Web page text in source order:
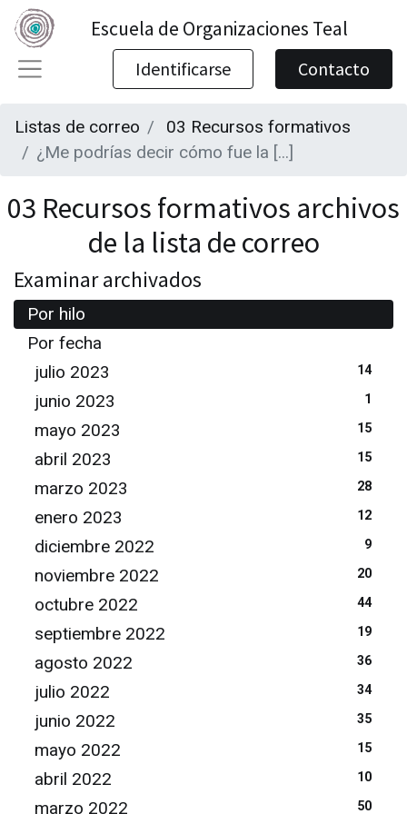
Escuela de Organizaciones Teal
Identificarse Contacto
Listas de correo
03 Recursos formativos
¿Me podrías decir cómo fue la [...]
03 Recursos formativos archivos
de la lista de correo
Examinar archivados
Por hilo
Por fecha
julio 2023
14
junio 2023 1
mayo 2023 15
abril 2023 15
marzo 2023 28
enero 2023 12
diciembre 2022 9
noviembre 2022 20
octubre 2022 44
septiembre 2022 19
agosto 2022 36
julio 2022 34
junio 2022 35
mayo 2022 15
abril 2022 10
marzo 2022 50